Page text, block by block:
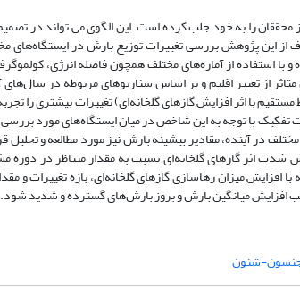
را به خود جلب کرده است. این الگوی می تواند در
این پژوهش بررسی تغییرات توزیع‌ بارش در ایستگاه‌های
استفاده از آماره‌های مختلف همچون فاصله انرژی،
از تغییر اقلیم و بر اساس سناریوهای مربوطه در
با اثر افزایش گاز‌های گلخانه‌ای) تغییرات بیشتری را
با توجه به این شاخص در میان ایستگاه‌های مورد
در آینده، مقادیر بیشینه بارش نیز مورد مطالعه و تحلیل
شدت اثر گازهای گلخانه‌ای نسبت به مقدار متناظر در
میزان رهاسازی گازهای گلخانه‌ای، بازه تغییرات و
افزایش میانگین بارش و بروز بارش‌های گسترده و شدید شود.
شنون